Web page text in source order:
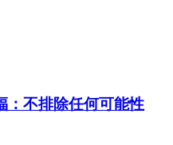
：不排除任何可能性